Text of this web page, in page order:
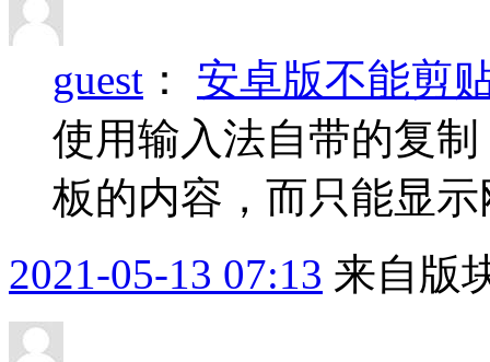
guest ： 安卓版不能剪
使用输入法自带的复
板的内容，而只能显
2021-05-13 07:13 来自版